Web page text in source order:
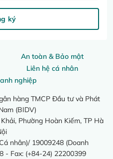
An toàn & Bảo mật
Liên hệ cá nhân
nghiệp
hàng TMCP Đầu tư và Phát
(BIDV)
Phường Hoàn Kiếm, TP Hà
nhân)/ 19009248 (Doanh
- Fax: (+84-24) 22200399
ký